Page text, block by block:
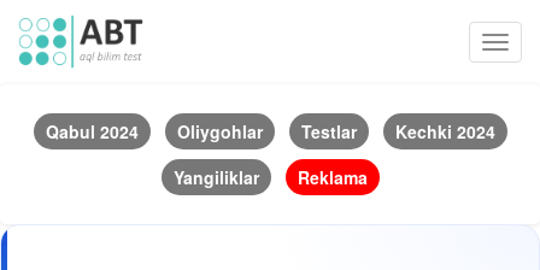
Qabul 2024 Oliygohlar Testlar
Kechki 2024
Yangiliklar
Reklama